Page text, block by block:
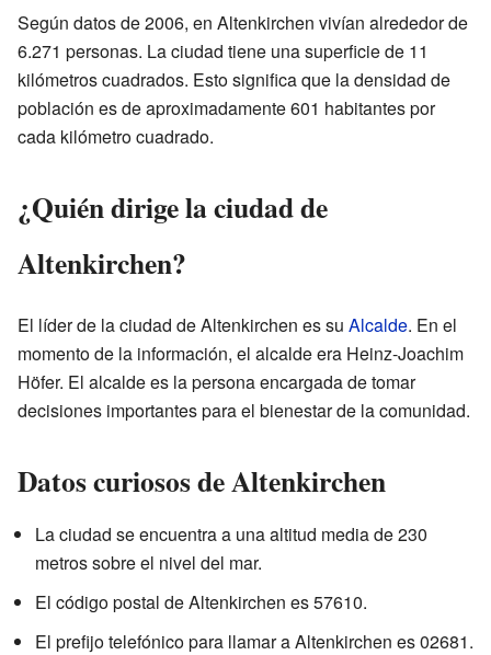
Según datos de 2006, en Altenkirchen vivían alrededor de
6.271 personas. La ciudad tiene una superficie de 11
kilómetros cuadrados. Esto significa que la densidad de
población es de aproximadamente 601 habitantes por
cada kilómetro cuadrado.
¿Quién dirige la ciudad de
Altenkirchen?
El líder de la ciudad de Altenkirchen es su Alcalde. En el
momento de la información, el alcalde era Heinz-Joachim
Höfer. El alcalde es la persona encargada de tomar
decisiones importantes para el bienestar de la comunidad.
Datos curiosos de Altenkirchen
La ciudad se encuentra a una altitud media de 230
metros sobre el nivel del mar.
El código postal de Altenkirchen es 57610.
El prefijo telefónico para llamar a Altenkirchen es 02681.